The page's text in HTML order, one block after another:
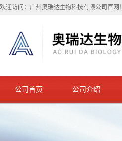
欢迎访问：广州奥瑞达生物科技有限公司官网！
公司首页 公司介绍